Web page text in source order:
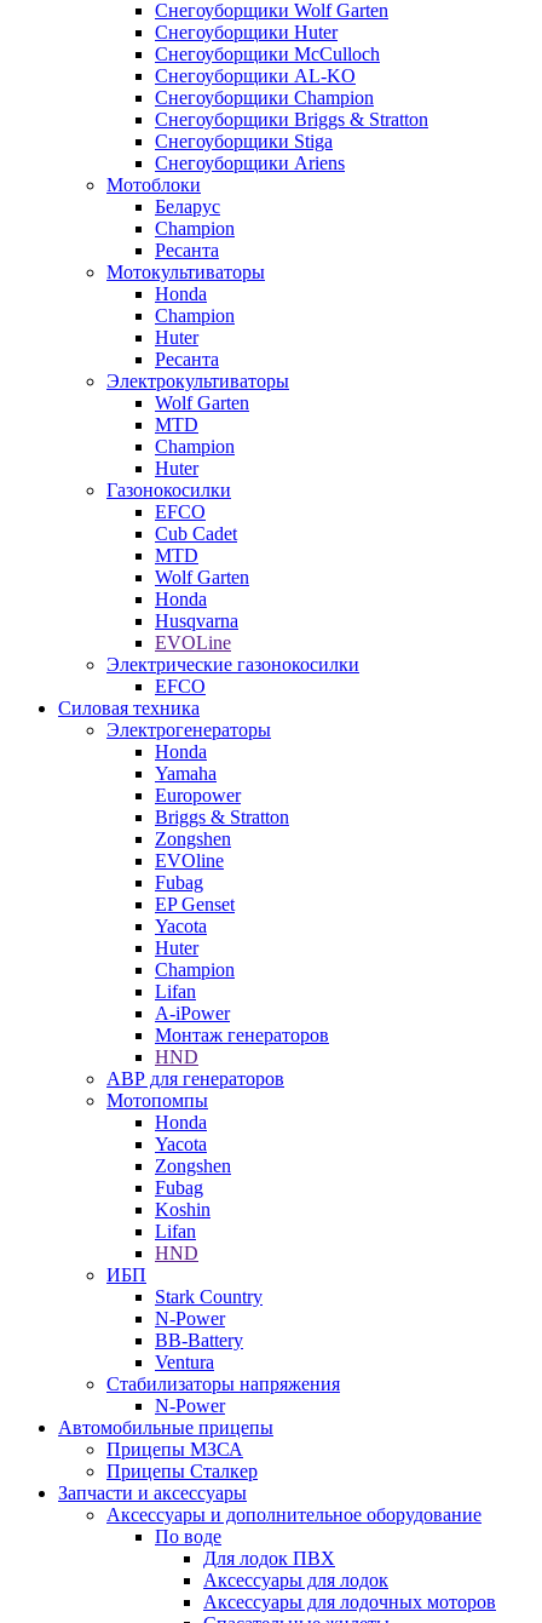
Снегоуборщики Wolf Garten
Снегоуборщики Huter
Снегоуборщики McCulloch
Снегоуборщики AL-KO
Снегоуборщики Champion
Снегоуборщики Briggs & Stratton
Снегоуборщики Stiga
Снегоуборщики Ariens
Мотоблоки
Беларус
Champion
Ресанта
Мотокультиваторы
Honda
Champion
Huter
Ресанта
Электрокультиваторы
Wolf Garten
MTD
Champion
Huter
Газонокосилки
EFCO
Cub Cadet
MTD
Wolf Garten
Honda
Husqvarna
EVOLine
Электрические газонокосилки
EFCO
Силовая техника
Электрогенераторы
Honda
Yamaha
Europower
Briggs & Stratton
Zongshen
EVOline
Fubag
EP Genset
Yacota
Huter
Champion
Lifan
A-iPower
Монтаж генераторов
HND
АВР для генераторов
Мотопомпы
Honda
Yacota
Zongshen
Fubag
Koshin
Lifan
HND
ИБП
Stark Country
N-Power
BB-Battery
Ventura
Стабилизаторы напряжения
N-Power
Автомобильные прицепы
Прицепы МЗСА
Прицепы Сталкер
Запчасти и аксессуары
Аксессуары и дополнительное оборудование
По воде
Для лодок ПВХ
Аксессуары для лодок
Аксессуары для лодочных моторов